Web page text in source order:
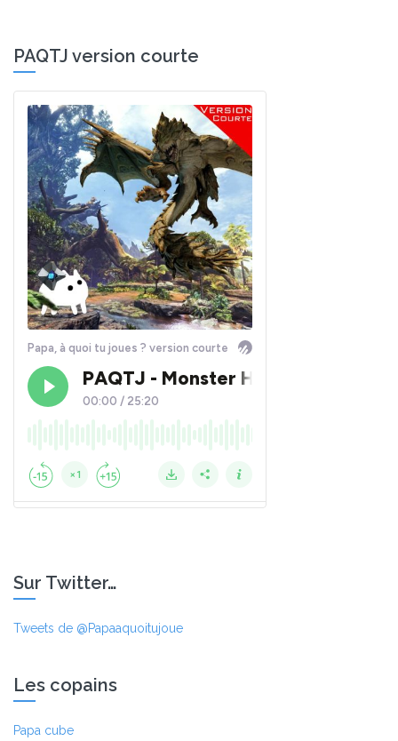
PAQTJ version courte
Sur Twitter…
Tweets de @Papaaquoitujoue
Les copains
Papa cube